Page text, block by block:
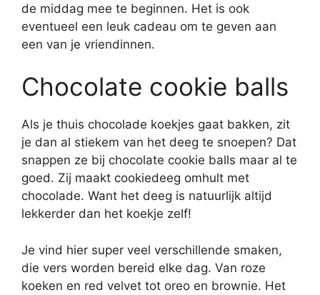
de middag mee te beginnen. Het is ook
eventueel een leuk cadeau om te geven aan
een van je vriendinnen.
Chocolate cookie balls
Als je thuis chocolade koekjes gaat bakken, zit
je dan al stiekem van het deeg te snoepen? Dat
snappen ze bij chocolate cookie balls maar al te
goed. Zij maakt cookiedeeg omhult met
chocolade. Want het deeg is natuurlijk altijd
lekkerder dan het koekje zelf!
Je vind hier super veel verschillende smaken,
die vers worden bereid elke dag. Van roze
koeken en red velvet tot oreo en brownie. Het